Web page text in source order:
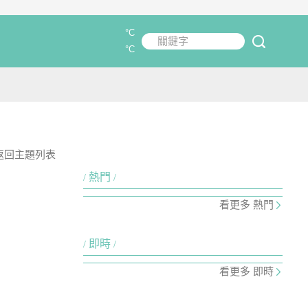
關鍵字
°C
°C
回主題列表
熱門
看更多 熱門
即時
看更多 即時